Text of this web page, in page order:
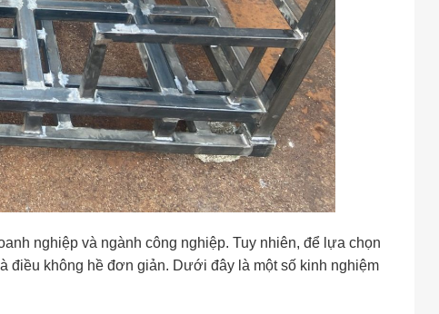
nghiệp và ngành công nghiệp. Tuy nhiên, để lựa chọn
không hề đơn giản. Dưới đây là một số kinh nghiệm